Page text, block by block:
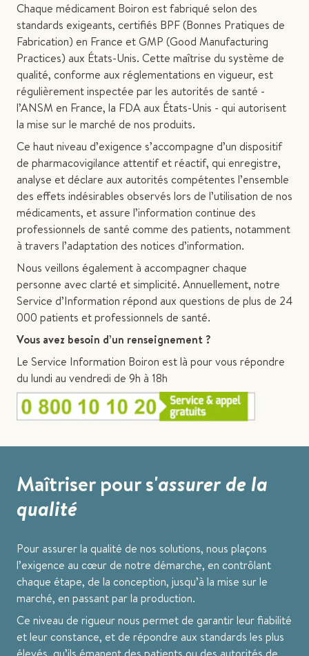
Chaque médicament Boiron est fabriqué selon des
standards exigeants, certifiés BPF (Bonnes Pratiques de
Fabrication) en France et GMP (Good Manufacturing
Practices) aux États-Unis. Cette maîtrise du système de
qualité, conforme aux réglementations en vigueur, est
régulièrement inspectée par les autorités de santé -
l’ANSM en France, la FDA aux États-Unis - qui autorisent
la mise sur le marché de nos produits.
Ce haut niveau d’exigence s’accompagne d’un dispositif
de pharmacovigilance attentif et réactif, qui enregistre,
analyse et déclare aux autorités compétentes l’ensemble
des effets indésirables observés lors de l’utilisation de nos
médicaments, et assure l’information continue des
professionnels de santé comme des patients, notamment
à travers l’adaptation des notices d’information.
Nous veillons également à accompagner chaque
personne avec clarté et simplicité. Annuellement, notre
Service d’Information répond aux questions de plus de 24
000 patients et professionnels de santé.
Vous avez besoin d’un renseignement ?
Le Service Information Boiron est là pour vous répondre
du lundi au vendredi de 9h à 18h
Maîtriser pour s'assurer de la
qualité
Pour assurer la qualité de nos solutions, nous plaçons
l’exigence au cœur de notre démarche, en contrôlant
chaque étape, de la conception, jusqu’à la mise sur le
marché, en passant par la production.
Ce niveau de rigueur nous permet de garantir leur fiabilité
et leur constance, et de répondre aux standards les plus